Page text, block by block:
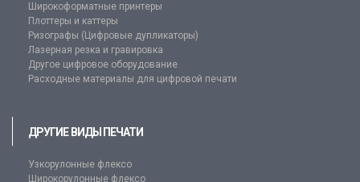
Широкоформатные принтеры
Плоттеры и каттеры
Ризографы (Цифровые дупликаторы)
Лазерная резка и гравировка
Другое цифровое оборудование
Расходные материалы для цифровой печати
ДРУГИЕ ВИДЫ ПЕЧАТИ
Узкорулонные флексо
Широкорулонные флексо